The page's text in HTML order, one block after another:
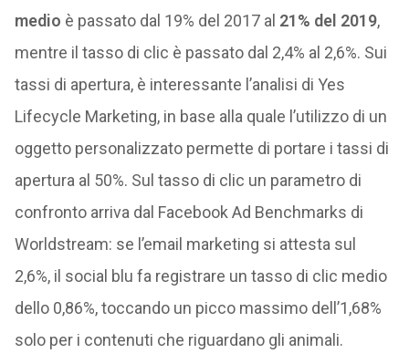
medio è passato dal 19% del 2017 al 21% del 2019,
mentre il tasso di clic è passato dal 2,4% al 2,6%. Sui
tassi di apertura, è interessante l’analisi di Yes
Lifecycle Marketing, in base alla quale l’utilizzo di un
oggetto personalizzato permette di portare i tassi di
apertura al 50%. Sul tasso di clic un parametro di
confronto arriva dal Facebook Ad Benchmarks di
Worldstream: se l’email marketing si attesta sul
2,6%, il social blu fa registrare un tasso di clic medio
dello 0,86%, toccando un picco massimo dell’1,68%
solo per i contenuti che riguardano gli animali.